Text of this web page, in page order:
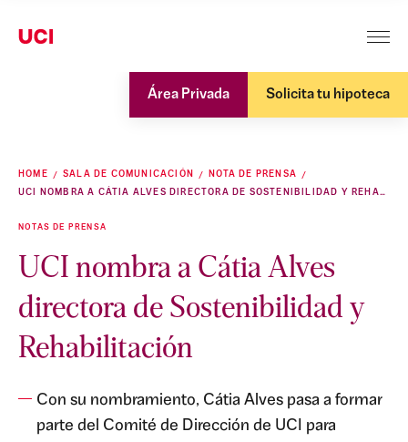
Área Privada Solicita tu hipoteca
HOME SALA DE COMUNICACIÓN
NOTA DE PRENSA
UCI NOMBRA A CÁTIA ALVES DIRECTORA DE SOSTENIBILIDAD Y REHABILITACIÓN
NOTAS DE PRENSA
UCI nombra a Cátia Alves
directora de Sostenibilidad y
Rehabilitación
Con su nombramiento, Cátia Alves pasa a formar
parte del Comité de Dirección de UCI para